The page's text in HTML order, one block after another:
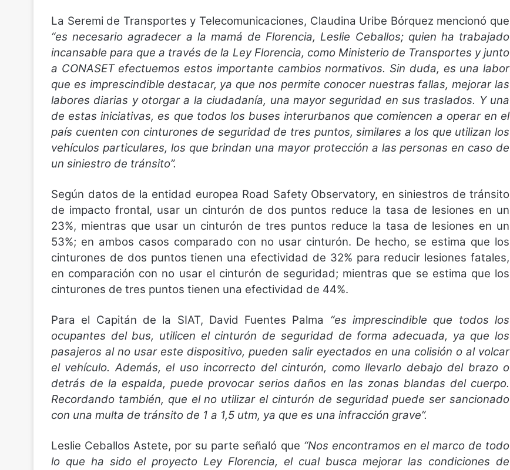
La Seremi de Transportes y Telecomunicaciones, Claudina Uribe Bórquez mencionó que
“es necesario agradecer a la mamá de Florencia, Leslie Ceballos; quien ha trabajado
incansable para que a través de la Ley Florencia, como Ministerio de Transportes y junto
a CONASET efectuemos estos importante cambios normativos. Sin duda, es una labor
que es imprescindible destacar, ya que nos permite conocer nuestras fallas, mejorar las
labores diarias y otorgar a la ciudadanía, una mayor seguridad en sus traslados. Y una
de estas iniciativas, es que todos los buses interurbanos que comiencen a operar en el
país cuenten con cinturones de seguridad de tres puntos, similares a los que utilizan los
vehículos particulares, los que brindan una mayor protección a las personas en caso de
un siniestro de tránsito”.
Según datos de la entidad europea Road Safety Observatory, en siniestros de tránsito
de impacto frontal, usar un cinturón de dos puntos reduce la tasa de lesiones en un
23%, mientras que usar un cinturón de tres puntos reduce la tasa de lesiones en un
53%; en ambos casos comparado con no usar cinturón. De hecho, se estima que los
cinturones de dos puntos tienen una efectividad de 32% para reducir lesiones fatales,
en comparación con no usar el cinturón de seguridad; mientras que se estima que los
cinturones de tres puntos tienen una efectividad de 44%.
Para el Capitán de la SIAT, David Fuentes Palma
“es imprescindible que todos los
ocupantes del bus, utilicen el cinturón de seguridad de forma adecuada, ya que los
pasajeros al no usar este dispositivo, pueden salir eyectados en una colisión o al volcar
el vehículo. Además, el uso incorrecto del cinturón, como llevarlo debajo del brazo o
detrás de la espalda, puede provocar serios daños en las zonas blandas del cuerpo.
Recordando también, que el no utilizar el cinturón de seguridad puede ser sancionado
con una multa de tránsito de 1 a 1,5 utm, ya que es una infracción grave”.
Leslie Ceballos Astete, por su parte señaló que “Nos encontramos en el marco de todo
lo que ha sido el proyecto Ley Florencia, el cual busca mejorar las condiciones de